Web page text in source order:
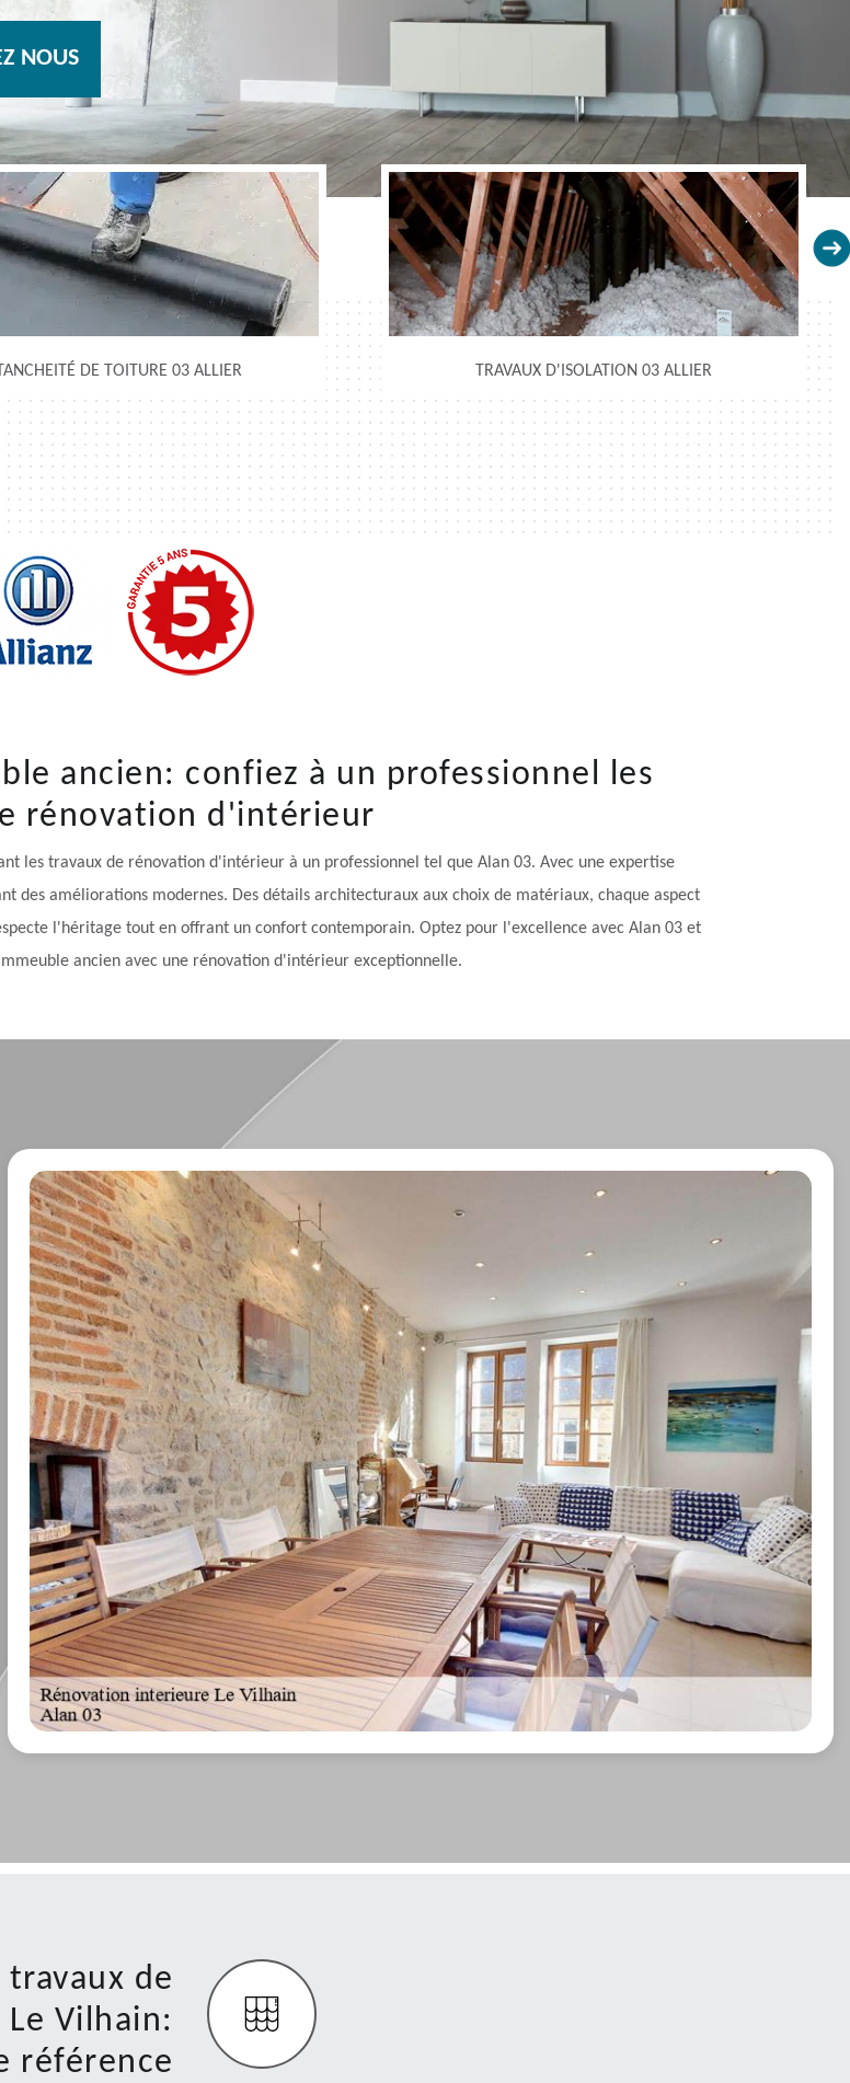
NOUS
DE TOITURE 03 ALLIER TRAVAUX D'ISOLATION 03 ALLIER
ancien: confiez à un professionnel les
rénovation d'intérieur
les travaux de rénovation d'intérieur à un professionnel tel que Alan 03. Avec une expertise
des améliorations modernes. Des détails architecturaux aux choix de matériaux, chaque aspect
l'héritage tout en offrant un confort contemporain. Optez pour l'excellence avec Alan 03 et
ancien avec une rénovation d'intérieur exceptionnelle.
de
Vilhain:
référence